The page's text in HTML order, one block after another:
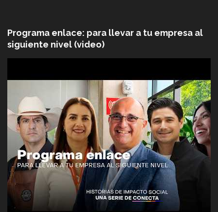
Programa enlace: para llevar a tu empresa al
siguiente nivel (video)